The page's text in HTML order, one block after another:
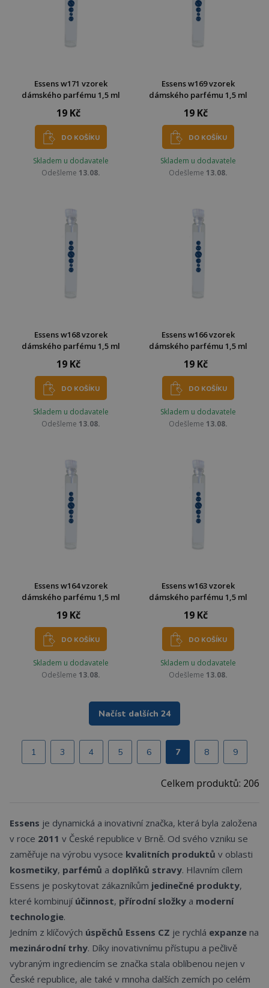
Essens w171 vzorek
dámského parfému 1,5 ml
19 Kč
DO KOŠÍKU
Skladem u dodavatele
Odešleme 13.08.
Essens w169 vzorek
dámského parfému 1,5 ml
19 Kč
DO KOŠÍKU
Skladem u dodavatele
Odešleme 13.08.
Essens w168 vzorek
dámského parfému 1,5 ml
19 Kč
DO KOŠÍKU
Skladem u dodavatele
Odešleme 13.08.
Essens w166 vzorek
dámského parfému 1,5 ml
19 Kč
DO KOŠÍKU
Skladem u dodavatele
Odešleme 13.08.
Essens w164 vzorek
dámského parfému 1,5 ml
19 Kč
DO KOŠÍKU
Skladem u dodavatele
Odešleme 13.08.
Essens w163 vzorek
dámského parfému 1,5 ml
19 Kč
DO KOŠÍKU
Skladem u dodavatele
Odešleme 13.08.
Načíst dalších 24
1 3 4 5 6 7 8 9
Celkem produktů: 206
Essens je dynamická a inovativní značka, která byla založena
v roce 2011 v České republice v Brně. Od svého vzniku se
zaměřuje na výrobu vysoce kvalitních produktů v oblasti
kosmetiky, parfémů a doplňků stravy. Hlavním cílem
Essens je poskytovat zákazníkům jedinečné produkty,
které kombinují účinnost, přírodní složky a moderní
technologie.
Jedním z klíčových úspěchů Essens CZ je rychlá expanze na
mezinárodní trhy. Díky inovativnímu přístupu a pečlivě
vybraným ingrediencím se značka stala oblíbenou nejen v
České republice, ale také v mnoha dalších zemích po celém